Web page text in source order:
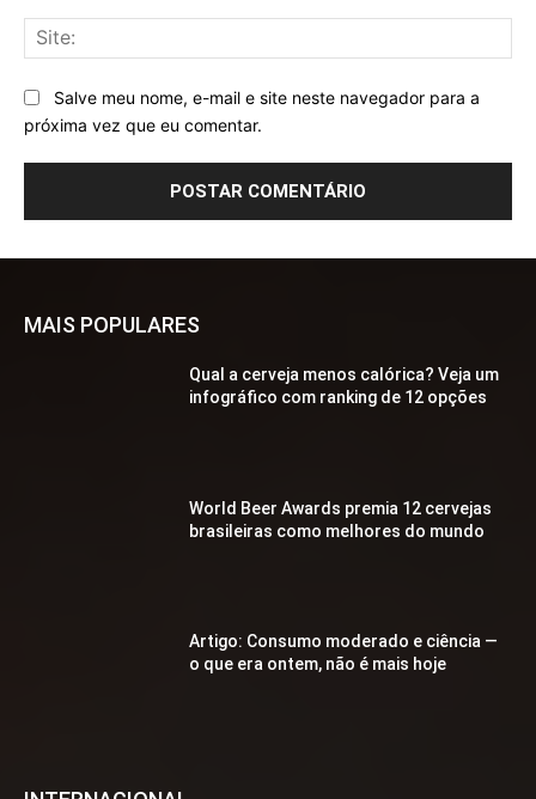
Salve meu nome, e-mail e site neste navegador para a
próxima vez que eu comentar.
MAIS POPULARES
Qual a cerveja menos calórica? Veja um
infográfico com ranking de 12 opções
World Beer Awards premia 12 cervejas
brasileiras como melhores do mundo
Artigo: Consumo moderado e ciência —
o que era ontem, não é mais hoje